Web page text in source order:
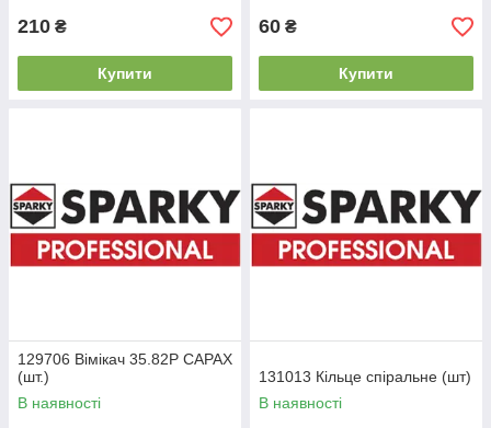
210 ₴
Купити
60 ₴
Купити
129706 Вімікач 35.82Р CAPAX
(шт.)
В наявності
131013 Кільце спіральне (шт)
В наявності